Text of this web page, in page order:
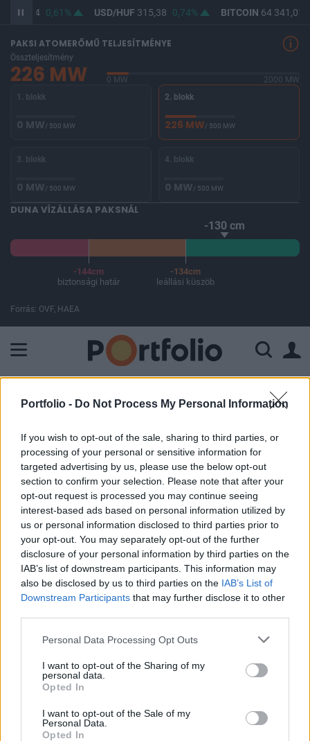
Portfolio - Do Not Process My Personal Information
If you wish to opt-out of the sale, sharing to third parties, or
processing of your personal or sensitive information for
targeted advertising by us, please use the below opt-out
section to confirm your selection. Please note that after your
opt-out request is processed you may continue seeing
interest-based ads based on personal information utilized by
us or personal information disclosed to third parties prior to
your opt-out. You may separately opt-out of the further
disclosure of your personal information by third parties on the
IAB’s list of downstream participants. This information may
also be disclosed by us to third parties on the IAB’s List of
Downstream Participants that may further disclose it to other
Personal Data Processing Opt Outs
I want to opt-out of the Sharing of my
personal data.
Opted In
I want to opt-out of the Sale of my
Personal Data.
Opted In
363,94 0,61% USD/HUF 315,38 0,74% BITCOIN 64 341,01
PAKSI ATOMERŐMŰ TELJESÍTMÉNYE
Összteljesítmény
226 MW 0 MW
2000 MW
1. blokk
0 MW/ 500 MW
2. blokk
226 MW/ 500 MW
3. blokk
0 MW/ 500 MW
4. blokk
0 MW/ 500 MW
DUNA VÍZÁLLÁSA PAKSNÁL
-130 cm
-144cm
biztonsági határ
-134cm
leállási küszöb
Forrás: OVF, HAEA
ELŐFIZETŐI TARTALOM
Fesztiválokkal tolnák ki a szezont
a Balatonnál
Portfolio
2017. május 25. 18:00
Idén nyáron is komoly kulturális rendezvények lesznek a
Balaton körül: 30 helyszínen egymilliónál is több vendéget
várnak a MOL Nagyon Balaton rendezvénysorozat
eseményeire - tájékoztatták a szervezők a Portfolio-t. A
májustól októberig tartó programsorozatba tartozik többek
Völgye, a Paloznaki Jazzpiknik, a STRAND...
KEDVES OLVASÓNK!
A keresett cikk a portfolio.hu hírarchívumához
tartozik, melynek olvasása előfizetéses